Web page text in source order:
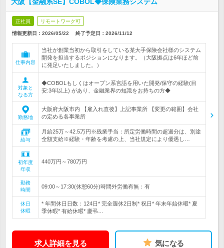
正社員 リモートワーク可
情報更新日：2026/05/22 終了予定日： 2026/11/12
仕事内容
当社が創業当初から取引をしている某大手保険会社様のシステム
開発を担当するポジションになります。（大阪拠点は6年ほど前
に発足いたしました。）
対象と
なる方
◆COBOLもしくはオープン系言語を用いた開発/保守の経験(目
安:3年以上) があり、金融業界の知識をお持ちの方◆
勤務地
大阪府大阪市内 【雇入れ直後】上記事業所 【変更の範囲】会社
の定める各事業所
給与
月給25万～42.5万円※残業手当：所定労働時間の超過分は、別途
全額支給※経験・年齢を考慮の上、当社規定により優遇し…
初年度
年収
440万円～780万円
勤務
時間
09:00～17:30(休憩60分)時間外労働有無：有
休日
休暇
* 年間休日日数：124日* 完全週休2日制* 祝日* 年末年始休暇* 夏
季休暇* 有給休暇* 慶弔…
求人詳細を見る 気になる